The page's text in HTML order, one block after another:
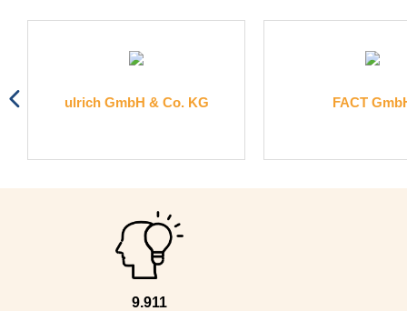
ulrich GmbH & Co. KG FACT
9.911